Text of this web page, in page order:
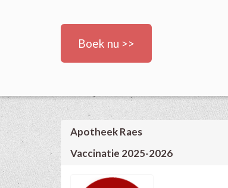
Boek nu >>
Apotheek Raes
Vaccinatie 2025-2026